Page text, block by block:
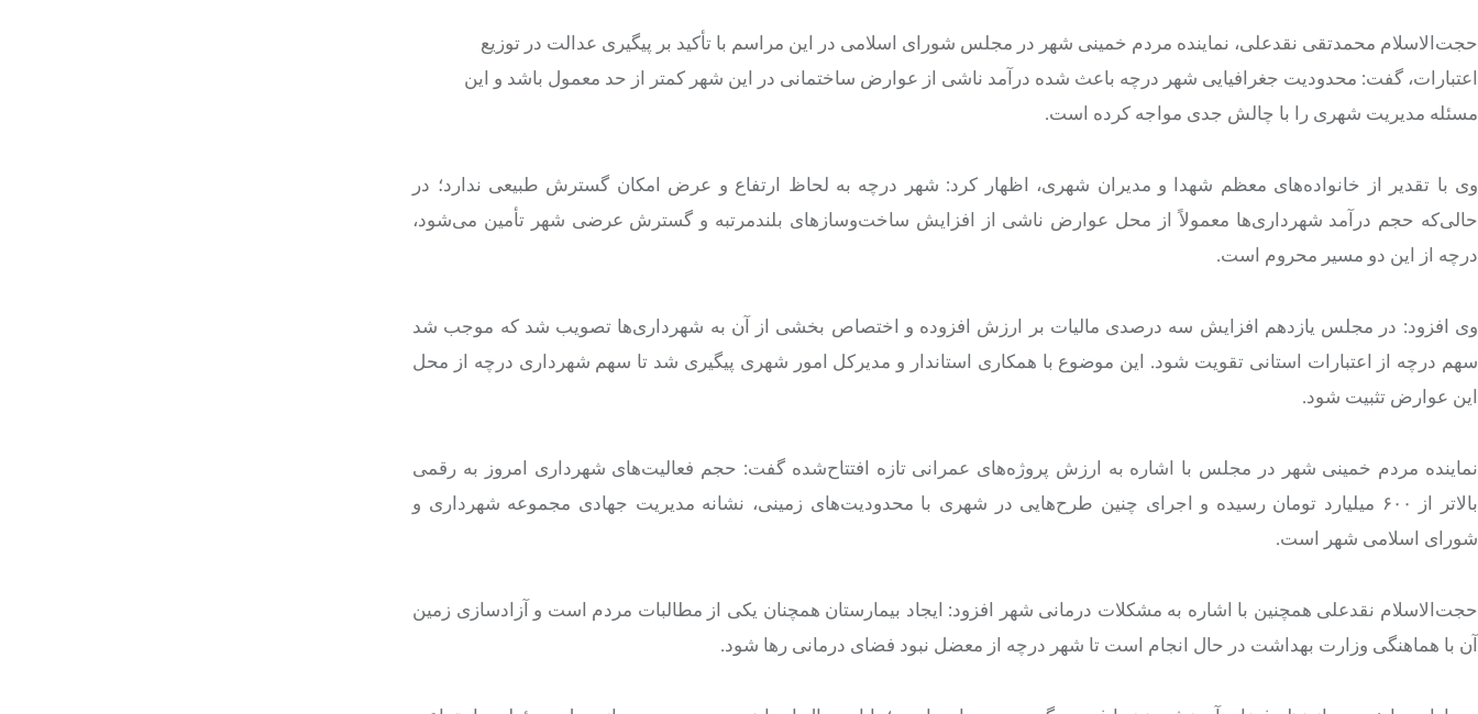
حجت‌الاسلام محمدتقی نقدعلی، نماینده مردم خمینی شهر در مجلس شورای اسلامی در این مراسم با تأکید بر پیگیری عدالت در توزیع
اعتبارات، گفت: محدودیت جغرافیایی شهر درچه باعث شده درآمد ناشی از عوارض ساختمانی در این شهر کمتر از حد معمول باشد و این
مسئله مدیریت شهری را با چالش جدی مواجه کرده است.
وی با تقدیر از خانواده‌های معظم شهدا و مدیران شهری، اظهار کرد: شهر درچه به لحاظ ارتفاع و عرض امکان گسترش طبیعی ندارد؛ در
حالی‌که حجم درآمد شهرداری‌ها معمولاً از محل عوارض ناشی از افزایش ساخت‌وسازهای بلندمرتبه و گسترش عرضی شهر تأمین می‌شود،
درچه از این دو مسیر محروم است.
وی افزود: در مجلس یازدهم افزایش سه درصدی مالیات بر ارزش افزوده و اختصاص بخشی از آن به شهرداری‌ها تصویب شد که موجب شد
سهم درچه از اعتبارات استانی تقویت شود. این موضوع با همکاری استاندار و مدیرکل امور شهری پیگیری شد تا سهم شهرداری درچه از محل
این عوارض تثبیت شود.
نماینده مردم خمینی شهر در مجلس با اشاره به ارزش پروژه‌های عمرانی تازه افتتاح‌شده گفت: حجم فعالیت‌های شهرداری امروز به رقمی
بالاتر از ۶۰۰ میلیارد تومان رسیده و اجرای چنین طرح‌هایی در شهری با محدودیت‌های زمینی، نشانه مدیریت جهادی مجموعه شهرداری و
شورای اسلامی شهر است.
حجت‌الاسلام نقدعلی همچنین با اشاره به مشکلات درمانی شهر افزود: ایجاد بیمارستان همچنان یکی از مطالبات مردم است و آزادسازی زمین
آن با هماهنگی وزارت بهداشت در حال انجام است تا شهر درچه از معضل نبود فضای درمانی رها شود.